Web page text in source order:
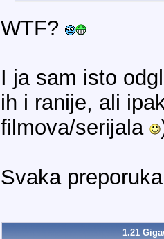
WTF?
I ja sam isto
ih i ranije, ali
filmova/serijala
Svaka
1.21